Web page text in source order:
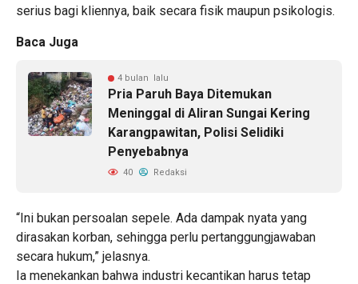
serius bagi kliennya, baik secara fisik maupun psikologis.
Baca Juga
4 bulan lalu
Pria Paruh Baya Ditemukan
Meninggal di Aliran Sungai Kering
Karangpawitan, Polisi Selidiki
Penyebabnya
40 Redaksi
“Ini bukan persoalan sepele. Ada dampak nyata yang
dirasakan korban, sehingga perlu pertanggungjawaban
secara hukum,” jelasnya.
Ia menekankan bahwa industri kecantikan harus tetap